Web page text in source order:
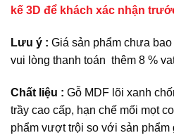
kế 3D để khách xác nhận
Lưu ý : Giá sản phẩm chưa
vui lòng thanh toán thêm 8 %
Chất liệu : Gỗ MDF lõi xanh
trầy cao cấp, hạn chế mối mọt
phẩm vượt trội so với sản phẩm